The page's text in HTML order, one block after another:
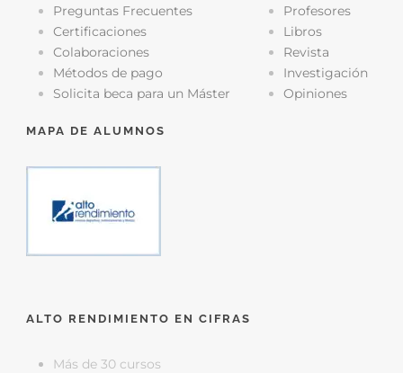
Preguntas Frecuentes
Certificaciones
Colaboraciones
Métodos de pago
Solicita beca para un Máster
Profesores
Libros
Revista
Investigación
Opiniones
MAPA DE ALUMNOS
ALTO RENDIMIENTO EN CIFRAS
Más de 30 cursos